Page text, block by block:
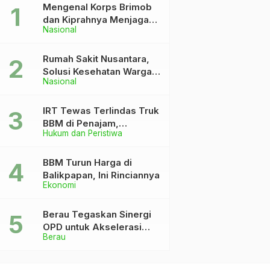
Nasional
Mengenal Korps Brimob
dan Kiprahnya Menjaga
Keutuhan NKRI
Nasional
Rumah Sakit Nusantara,
Solusi Kesehatan Warga
Dekat IKN
Hukum dan Peristiwa
IRT Tewas Terlindas Truk
BBM di Penajam,
Anaknya Patah Kaki
Ekonomi
BBM Turun Harga di
Balikpapan, Ini Rinciannya
Berau
Berau Tegaskan Sinergi
OPD untuk Akselerasi
Pembangunan